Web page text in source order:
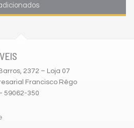
2372 – Loja 07
Francisco Rêgo
59062-350